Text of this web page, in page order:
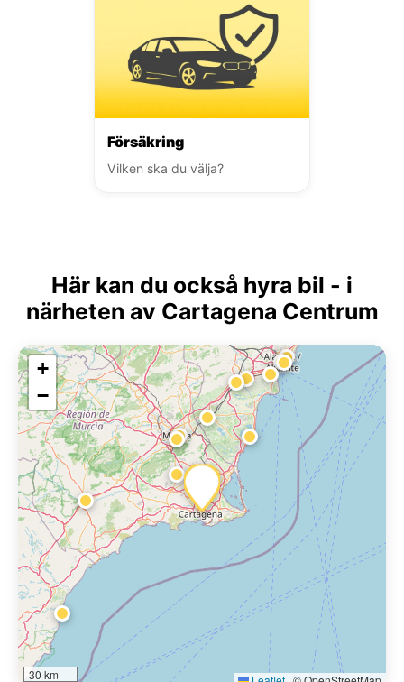
Försäkring
Vilken ska du välja?
Här kan du också hyra bil - i
närheten av Cartagena Centrum
+
−
30 km